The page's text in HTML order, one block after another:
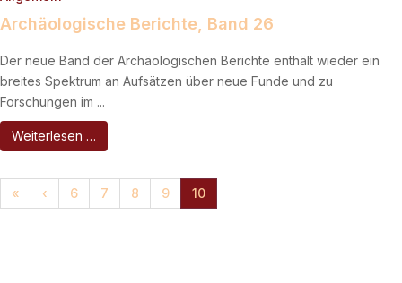
Archäologische Berichte, Band 26
Der neue Band der Archäologischen Berichte enthält wieder ein
breites Spektrum an Aufsätzen über neue Funde und zu
Forschungen im ...
Weiterlesen …
« ‹ 6 7 8 9 10